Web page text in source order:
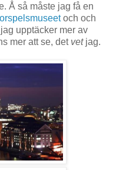
Å så måste jag få en
och och
upptäcker mer av
mer att se, det vetjag.